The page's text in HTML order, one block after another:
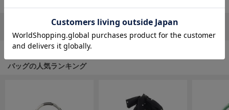
gelato pique
ジェラート ピケ キャットアンドドッグ
リポストする LINEで送る
バッグの人気ランキング